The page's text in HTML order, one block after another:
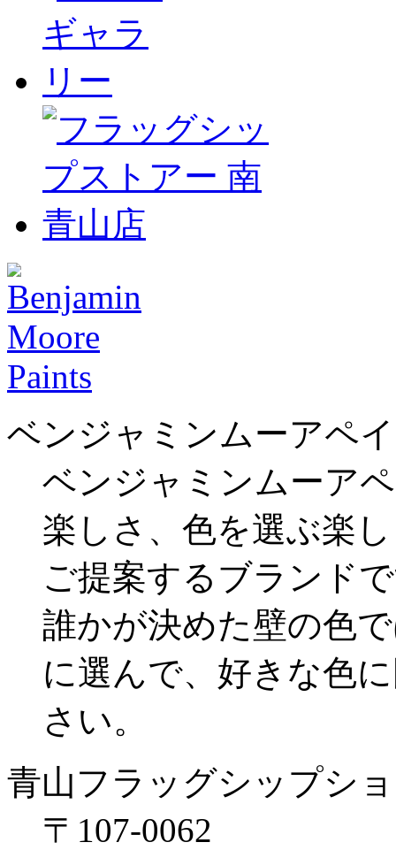
ベンジャミンムーアペ
ベンジャミンムーア
楽しさ、色を選ぶ楽
ご提案するブランド
誰かが決めた壁の色
に選んで、好きな色
さい。
青山フラッグシップシ
〒107‐0062